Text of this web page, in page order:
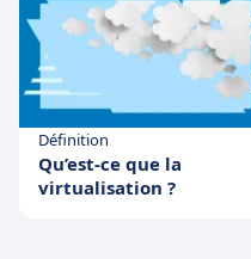
Définition
Qu’est-ce que la
virtualisation ?